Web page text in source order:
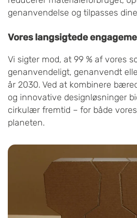
genanvendelse og tilpasses
Vores langsigtede
Vi sigter mod, at 99 % af vores
genanvendeligt, genanvendt
år 2030. Ved at kombinere
og innovative designløsninger
cirkulær fremtid – for både
planeten.